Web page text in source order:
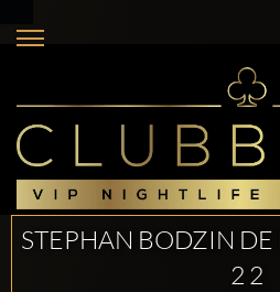
STEPHAN BODZIN
2 2